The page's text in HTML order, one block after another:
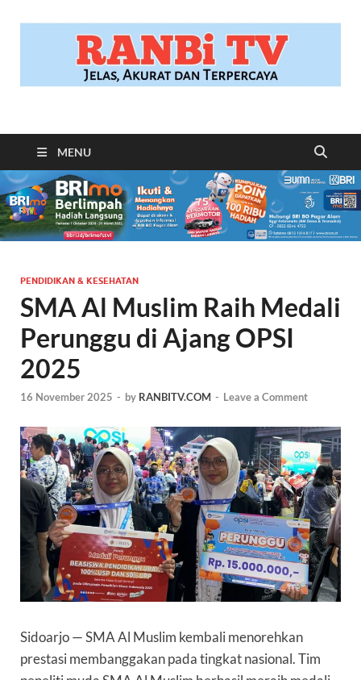
RANBITV.COM
MENU
PENDIDIKAN & KESEHATAN
SMA Al Muslim Raih Medali
Perunggu di Ajang OPSI
2025
16 November 2025 - by RANBITV.COM - Leave a Comment
Sidoarjo — SMA Al Muslim kembali menorehkan
prestasi membanggakan pada tingkat nasional. Tim